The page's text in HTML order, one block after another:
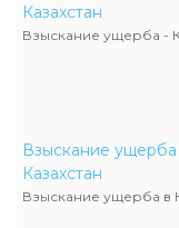
Казахстан
Взыскание ущерба -
Взыскание ущерба
Казахстан
Взыскание ущерба в